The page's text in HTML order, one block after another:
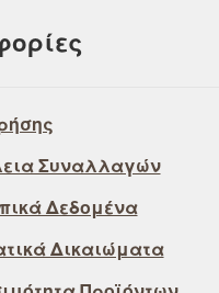
Συναλλαγών
Δεδομένα
Δικαιώματα